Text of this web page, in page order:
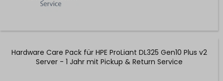
Hardware Care Pack für HPE ProLiant DL325 Gen10 Plus v2
Server - 1 Jahr mit Pickup & Return Service